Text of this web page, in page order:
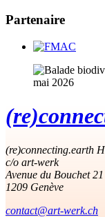
Partenaire
(re)connecting.earth
c/o art-werk
Avenue du Bouchet 21
1209 Genève
contact@art-werk.ch